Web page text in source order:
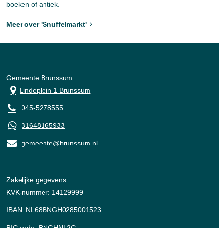
boeken of antiek.
Meer over 'Snuffelmarkt'
Gemeente Brunssum
Lindeplein 1 Brunssum
045-5278555
31648165933
gemeente@brunssum.nl
Zakelijke gegevens
KVK-nummer: 14129999
IBAN: NL68BNGH0285001523